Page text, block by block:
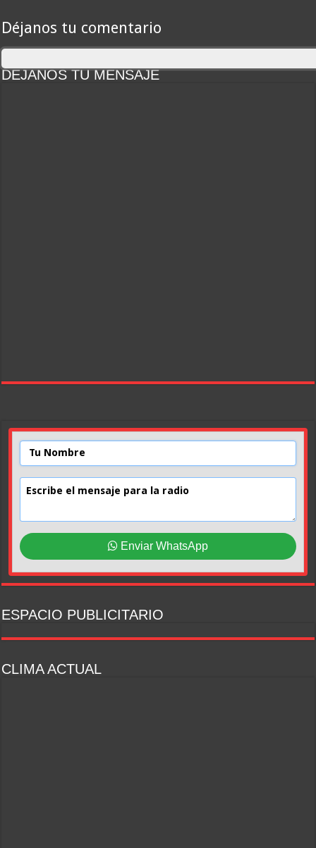
Déjanos tu comentario
DEJANOS TU MENSAJE
Enviar WhatsApp
ESPACIO PUBLICITARIO
CLIMA ACTUAL